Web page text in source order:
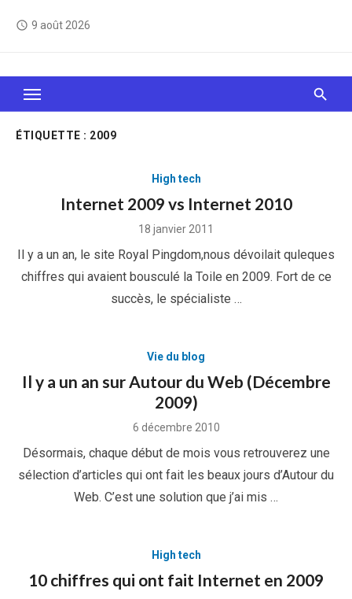
access_time 9 août 2026
Le Web, c'est comme une boîte de chocolats… On
sait jamais sur quoi on va tomber !
ÉTIQUETTE : 2009
High tech
Internet 2009 vs Internet 2010
Posted
18 janvier 2011
Il y a un an, le site Royal Pingdom,nous dévoilait quleques
chiffres qui avaient bousculé la Toile en 2009. Fort de ce
succès, le spécialiste …
Vie du blog
Il y a un an sur Autour du Web (Décembre
2009)
Posted
6 décembre 2010
Désormais, chaque début de mois vous retrouverez une
sélection d’articles qui ont fait les beaux jours d’Autour du
Web. C’est une solution que j’ai mis …
High tech
10 chiffres qui ont fait Internet en 2009